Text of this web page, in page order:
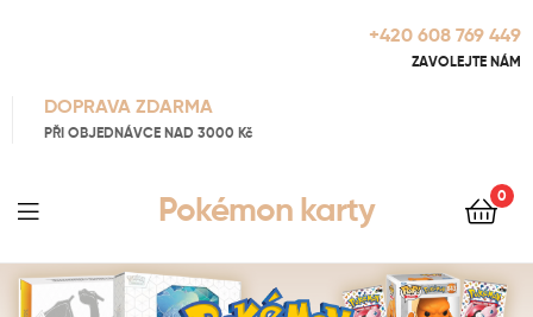
+420 608 769 449
ZAVOLEJTE NÁM
DOPRAVA ZDARMA
PŘI OBJEDNÁVCE NAD 3000 Kč
Pokémon karty 0